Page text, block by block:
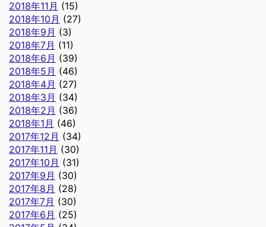
2018年11月 (15)
2018年10月 (27)
2018年9月 (3)
2018年7月 (11)
2018年6月 (39)
2018年5月 (46)
2018年4月 (27)
2018年3月 (34)
2018年2月 (36)
2018年1月 (46)
2017年12月 (34)
2017年11月 (30)
2017年10月 (31)
2017年9月 (30)
2017年8月 (28)
2017年7月 (30)
2017年6月 (25)